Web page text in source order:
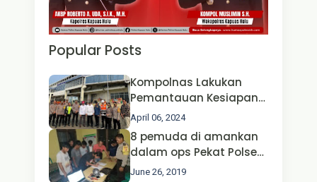
Popular Posts
Kompolnas Lakukan
Pemantauan Kesiapan
Operasi Ketupat 2024 di
Polda Jatim Bersama
Kapolri dan Menteri
Perhubungan
April 06, 2024
8 pemuda di amankan
dalam ops Pekat Polsek
Jongkong
June 26, 2019